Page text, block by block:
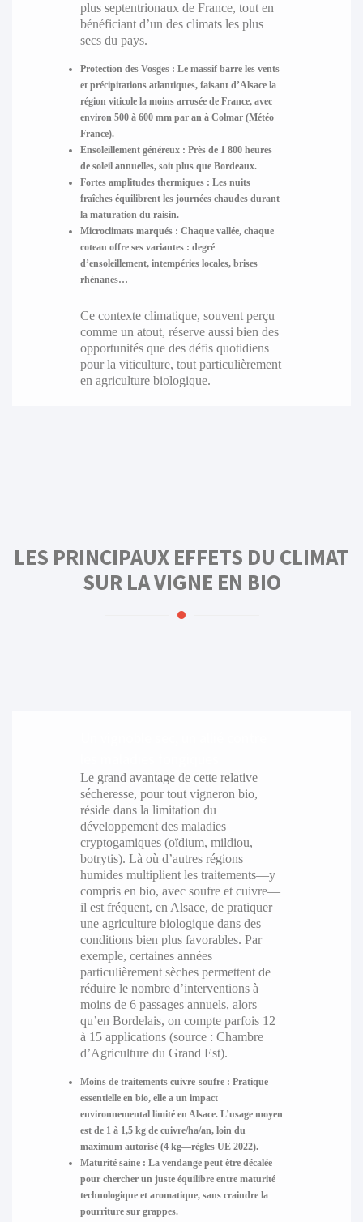
plus septentrionaux de France, tout en
bénéficiant d’un des climats les plus
secs du pays.
Protection des Vosges : Le massif barre les vents
et précipitations atlantiques, faisant d’Alsace la
région viticole la moins arrosée de France, avec
environ 500 à 600 mm par an à Colmar (Météo
France).
Ensoleillement généreux : Près de 1 800 heures
de soleil annuelles, soit plus que Bordeaux.
Fortes amplitudes thermiques : Les nuits
fraîches équilibrent les journées chaudes durant
la maturation du raisin.
Microclimats marqués : Chaque vallée, chaque
coteau offre ses variantes : degré
d’ensoleillement, intempéries locales, brises
rhénanes…
Ce contexte climatique, souvent perçu
comme un atout, réserve aussi bien des
opportunités que des défis quotidiens
pour la viticulture, tout particulièrement
en agriculture biologique.
LES PRINCIPAUX EFFETS DU CLIMAT
SUR LA VIGNE EN BIO
Le grand avantage de cette relative
sécheresse, pour tout vigneron bio,
réside dans la limitation du
développement des maladies
cryptogamiques (oïdium, mildiou,
botrytis). Là où d’autres régions
humides multiplient les traitements—y
compris en bio, avec soufre et cuivre—
il est fréquent, en Alsace, de pratiquer
une agriculture biologique dans des
conditions bien plus favorables. Par
exemple, certaines années
particulièrement sèches permettent de
réduire le nombre d’interventions à
moins de 6 passages annuels, alors
qu’en Bordelais, on compte parfois 12
à 15 applications (source : Chambre
d’Agriculture du Grand Est).
Moins de traitements cuivre-soufre : Pratique
essentielle en bio, elle a un impact
environnemental limité en Alsace. L’usage moyen
est de 1 à 1,5 kg de cuivre/ha/an, loin du
maximum autorisé (4 kg—règles UE 2022).
Maturité saine : La vendange peut être décalée
pour chercher un juste équilibre entre maturité
technologique et aromatique, sans craindre la
pourriture sur grappes.